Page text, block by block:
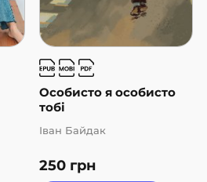
Особисто я особисто
тобі
250 грн
Іван Байдак